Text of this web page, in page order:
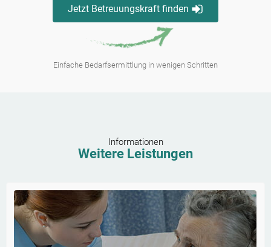
Jetzt Betreuungskraft finden
Einfache Bedarfsermittlung in wenigen Schritten
Informationen
Weitere Leistungen